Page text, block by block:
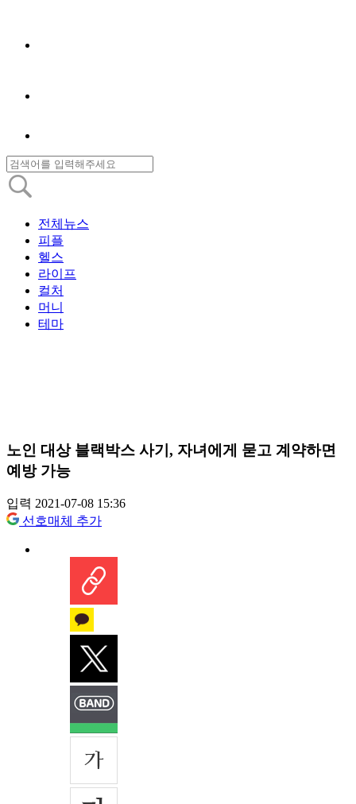
전체뉴스
피플
헬스
라이프
컬처
머니
테마
노인 대상 블랙박스 사기, 자녀에게 묻고 계약하면
예방 가능
입력 2021-07-08 15:36
선호매체 추가